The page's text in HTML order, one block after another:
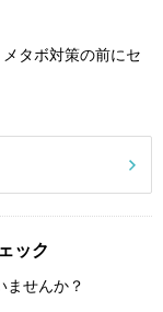
タボ対策の前にセ
ック
せんか？